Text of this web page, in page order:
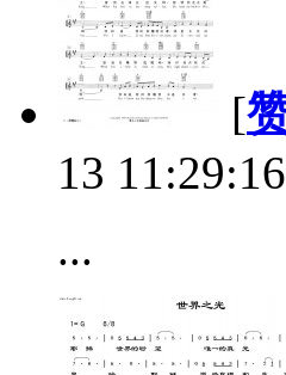
[
13 11:29:16
...